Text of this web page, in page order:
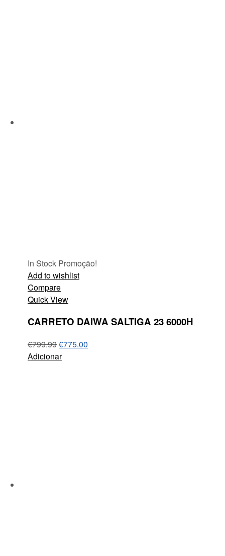
In Stock Promoção!
Add to wishlist
Compare
Quick View
CARRETO DAIWA SALTIGA 23 6000H
€799.99€775.00
Adicionar